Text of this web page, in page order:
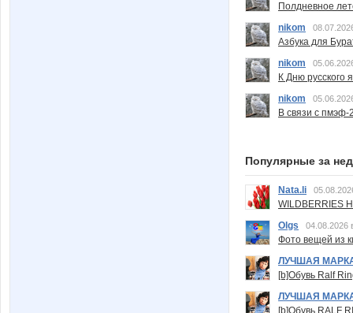
Полдневное
nikom
Азбука для
nikom
К Дню русского
nikom
В связи с пмэф-
Популярные за
Nata.li
Olgs
04.08.2026
Фото вещей из
ЛУЧШАЯ
[b]Обувь Ralf
ЛУЧШАЯ
[b]Обувь RALF